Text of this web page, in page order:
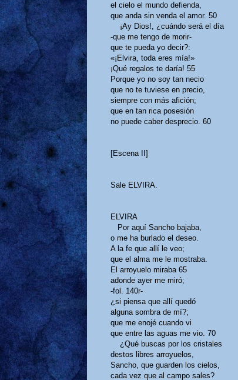
el cielo el mundo defienda,
que anda sin venda el amor. 50
¡Ay Dios!, ¿cuándo será el día
-que me tengo de morir-
que te pueda yo decir?:
«¡Elvira, toda eres mía!»
¡Qué regalos te daría! 55
Porque yo no soy tan necio
que no te tuviese en precio,
siempre con más afición;
que en tan rica posesión
no puede caber desprecio. 60
[Escena II]
Sale ELVIRA.
ELVIRA
Por aquí Sancho bajaba,
o me ha burlado el deseo.
A la fe que allí le veo;
que el alma me le mostraba.
El arroyuelo miraba 65
adonde ayer me miró;
-fol. 140r-
¿si piensa que allí quedó
alguna sombra de mí?;
que me enojé cuando vi
que entre las aguas me vio. 70
¿Qué buscas por los cristales
destos libres arroyuelos,
Sancho, que guarden los cielos,
cada vez que al campo sales?